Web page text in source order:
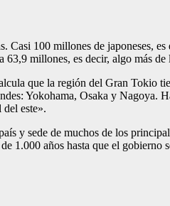
100 millones de japoneses,
millones, es decir, algo más
que la región del Gran Tokio
Yokohama, Osaka y
este».
y sede de muchos de los
1.000 años hasta que el